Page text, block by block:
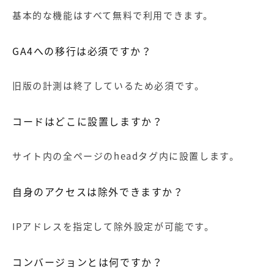
基本的な機能はすべて無料で利用できます。
GA4への移行は必須ですか？
旧版の計測は終了しているため必須です。
コードはどこに設置しますか？
サイト内の全ページのheadタグ内に設置します。
自身のアクセスは除外できますか？
IPアドレスを指定して除外設定が可能です。
コンバージョンとは何ですか？